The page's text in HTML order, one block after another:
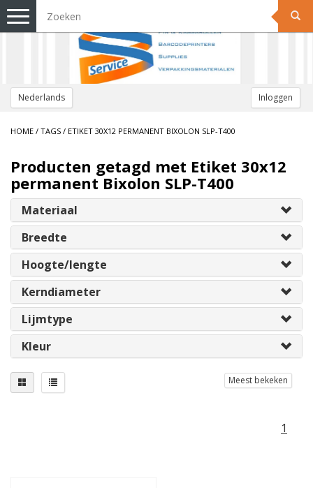
Nederlands Inloggen
Toggle
navigation
HOME / TAGS / ETIKET 30X12 PERMANENT BIXOLON SLP-T400
Producten getagd met Etiket 30x12
permanent Bixolon SLP-T400
Materiaal
Breedte
Hoogte/lengte
Kerndiameter
Lijmtype
Kleur
Meest bekeken
1